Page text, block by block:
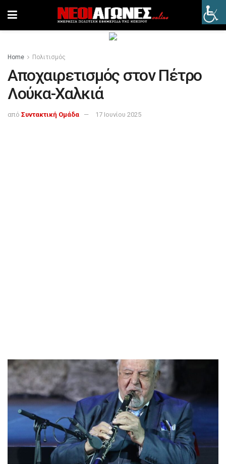
Home Πολιτισμός
Αποχαιρετισμός στον Πέτρο
Λούκα-Χαλκιά
από Συντακτική Ομάδα 17 Ιουνίου 2025